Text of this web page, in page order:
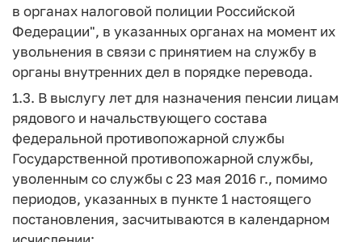
в органах налоговой полиции Российской
Федерации", в указанных органах на момент их
увольнения в связи с принятием на службу в
органы внутренних дел в порядке перевода.
1.3. В выслугу лет для назначения пенсии лицам
рядового и начальствующего состава
федеральной противопожарной службы
Государственной противопожарной службы,
уволенным со службы с 23 мая 2016 г., помимо
периодов, указанных в пункте 1 настоящего
постановления, засчитываются в календарном